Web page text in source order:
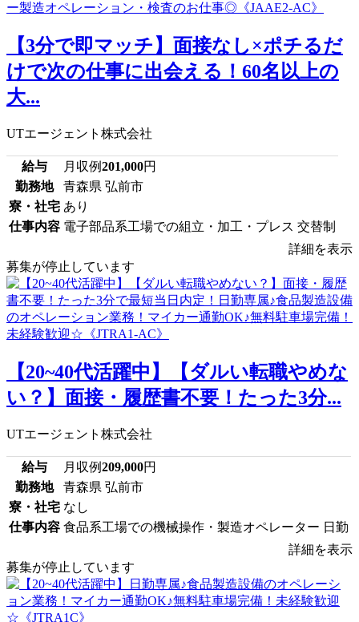
【3分で即マッチ】面接なし×ポチるだ
けで次の仕事に出会える！60名以上の
大...
UTエージェント株式会社
給与 月収例201,000円
勤務地
青森県 弘前市
寮・社宅 あり
仕事内容 電子部品系工場での組立・加工・プレス 交替制
詳細を表示
募集が停止しています
【20~40代活躍中】【ダルい転職やめな
い？】面接・履歴書不要！たった3分...
UTエージェント株式会社
給与 月収例209,000円
勤務地
青森県 弘前市
寮・社宅 なし
仕事内容 食品系工場での機械操作・製造オペレーター 日勤
詳細を表示
募集が停止しています